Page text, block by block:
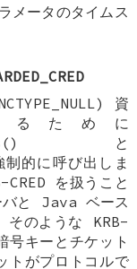
ータのタイムス
) 資
ために
() と
的に呼び出しま
CRED を扱うこと
バと Java ベース
そのような KRB-
号キーとチケット
トがプロトコルで